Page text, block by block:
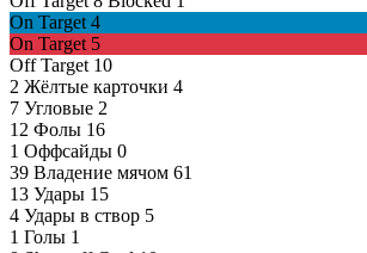
On Target 4
On Target 5
Off Target 10
2 Жёлтые карточки 4
7 Угловые 2
12 Фолы 16
1 Оффсайды 0
39 Владение мячом 61
13 Удары 15
4 Удары в створ 5
1 Голы 1